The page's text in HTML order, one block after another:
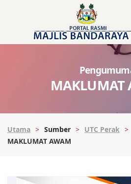
MAKLUMAT
Utama Sumber UTC Perak
MAKLUMAT AWAM